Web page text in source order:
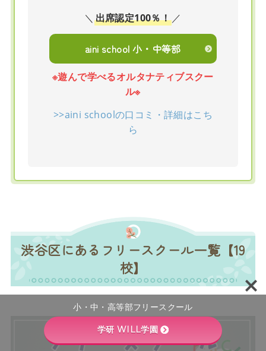
＼ 出席認定100％！ ／
aini school 小・中等部
※遊んで学べるオルタナティブスクー
ル※
>>aini schoolの口コミ・詳細はこち
ら
渋谷区にあるフリースクール一覧【19
校】
小・中・高等部フリースクール
学研 WILL学園